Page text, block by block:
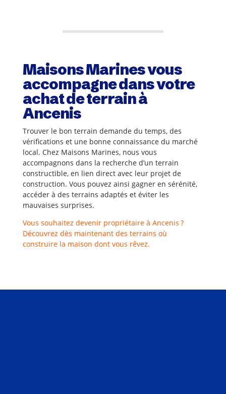
Maisons Marines vous
accompagne dans votre
achat de terrain à
Ancenis
Trouver le bon terrain demande du temps, des
vérifications et une bonne connaissance du marché
local. Chez Maisons Marines, nous vous
accompagnons dans la recherche d’un terrain
constructible, en lien direct avec leur projet de
construction. Vous pouvez ainsi gagner en sérénité,
accéder à des terrains adaptés et éviter les
mauvaises surprises.
Vous souhaitez devenir propriétaire à Ancenis ?
Découvrez dès maintenant des terrains où
construire la maison dont vous rêvez.